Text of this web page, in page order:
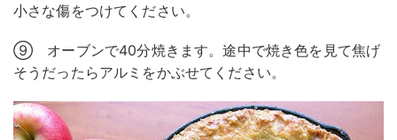
小さな傷をつけてください。
⑨ オーブンで40分焼きます。途中で焼き色を見て焦げ
そうだったらアルミをかぶせてください。